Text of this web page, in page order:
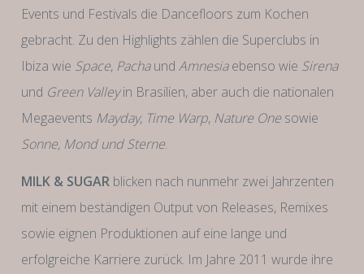
Events und Festivals die Dancefloors zum Kochen
gebracht. Zu den Highlights zählen die Superclubs in
Ibiza wie Space, PachaundAmnesiaebenso wie Sirena
und Green Valleyin Brasilien, aber auch die nationalen
Megaevents Mayday, Time Warp, Nature One sowie
Sonne, Mond und Sterne.
MILK & SUGAR blicken nach nunmehr zwei Jahrzenten
mit einem beständigen Output von Releases, Remixes
sowie eignen Produktionen auf eine lange und
erfolgreiche Karriere zurück. Im Jahre 2011 wurde ihre